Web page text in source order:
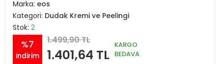
Marka: eos
Kategori: Dudak Kremi ve Peelingi
Stok: 2
%7
indirim
1.499,90 TL
1.401,64 TL
KARGO
BEDAVA